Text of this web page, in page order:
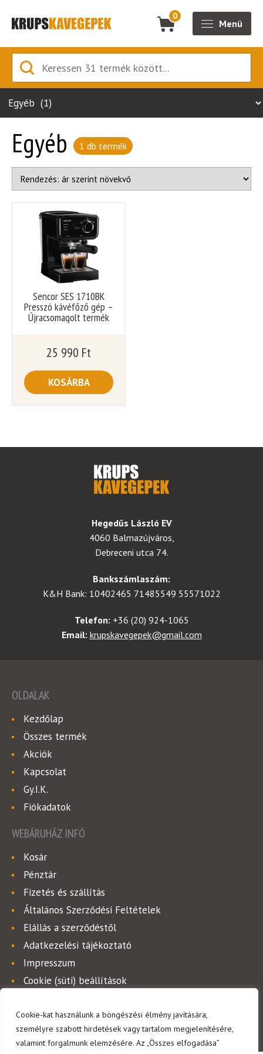
Cookie-kat használunk a böngészési élmény javítására,
személyre szabott hirdetések vagy tartalom megjelenítésére,
valamint forgalmunk elemzésére. Az „Összes elfogadása”
0
Menü
Egyéb 1 db termék
Sencor SES 1710BK
Presszó kávéfőző gép –
Újracsomagolt termék
25 990 Ft
KOSÁRBA
Hegedűs László EV
4060 Balmazújváros,
Debreceni utca 74.
Bankszámlaszám:
K&H Bank: 10402465 71485549 55571022
Telefon: +36 (20) 924-1065
Email: krupskavegepek@gmail.com
OLDALAK
Kezdőlap
Összes termék
Akciók
Kapcsolat
Gy.I.K.
Fiókadatok
WEBÁRUHÁZ INFÓ
Kosár
Pénztár
Fizetés és szállítás
Általános Szerződési Feltételek
Elállás a szerződéstől
Adatkezelési tájékoztató
Impresszum
Cookie (süti) beállítások
© Copyright 2026. Krups kávégépek. Minden jog fenntartva!